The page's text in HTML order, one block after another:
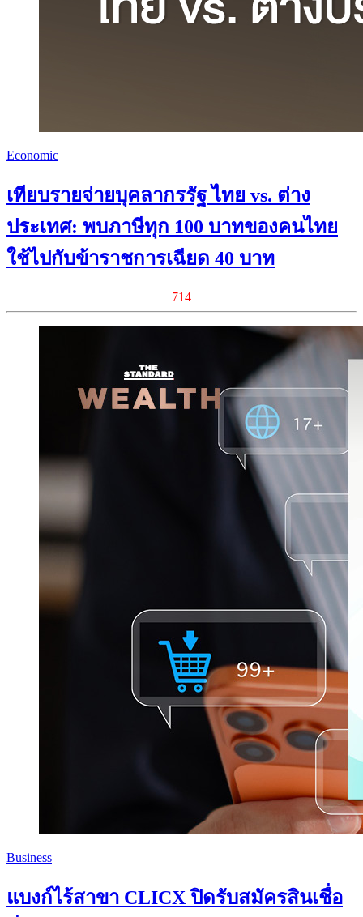
Economic
เทียบรายจ่ายบุคลากรรัฐ ไทย vs. ต่าง
ประเทศ: พบภาษีทุก 100 บาทของคนไทย
ใช้ไปกับข้าราชการเฉียด 40 บาท
714
Business
แบงก์ไร้สาขา CLICX ปิดรับสมัครสินเชื่อ